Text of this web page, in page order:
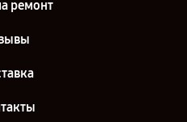
ремонт